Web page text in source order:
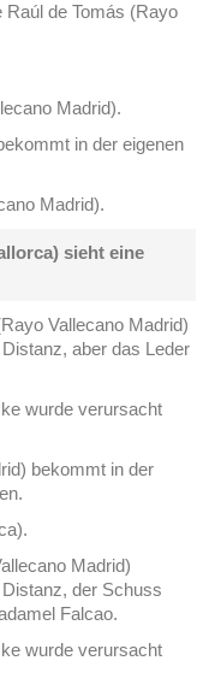
Raúl de Tomás (Rayo
Madrid).
in der eigenen
Madrid).
sieht eine
Vallecano Madrid)
aber das Leder
wurde verursacht
bekommt in der
Madrid)
der Schuss
Falcao.
wurde verursacht